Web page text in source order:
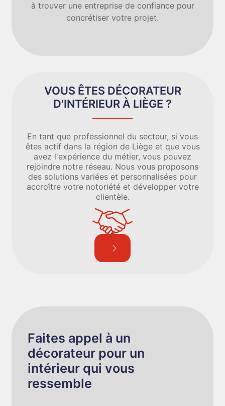
à trouver une entreprise de confiance pour
concrétiser votre projet.
VOUS ÊTES DÉCORATEUR
D'INTÉRIEUR À LIÈGE ?
En tant que professionnel du secteur, si vous
êtes actif dans la région de Liège et que vous
avez l'expérience du métier, vous pouvez
rejoindre notre réseau. Nous vous proposons
des solutions variées et personnalisées pour
accroître votre notoriété et développer votre
clientèle.
Faites appel à un
décorateur pour un
intérieur qui vous
ressemble